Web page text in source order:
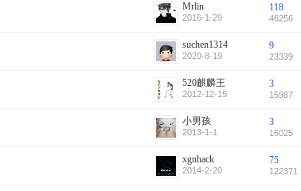
Mrlin
2016-1-29
118
46256
suchen1314
2020-8-19
9
23339
520麒麟王
2012-12-15
3
15987
小男孩
2013-1-1
3
16025
xgnhack
2014-2-20
75
122371